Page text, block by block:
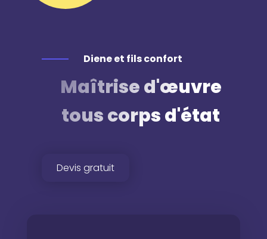
Diene et fils confort
Maîtrise d'œuvre
tous corps d'état
Devis gratuit